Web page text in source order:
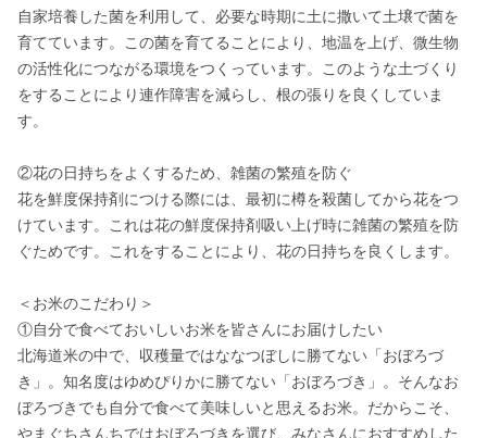
自家培養した菌を利用して、必要な時期に土に撒いて土壌で菌を
育てています。この菌を育てることにより、地温を上げ、微生物
の活性化につながる環境をつくっています。このような土づくり
をすることにより連作障害を減らし、根の張りを良くしていま
す。
②花の日持ちをよくするため、雑菌の繁殖を防ぐ
花を鮮度保持剤につける際には、最初に樽を殺菌してから花をつ
けています。これは花の鮮度保持剤吸い上げ時に雑菌の繁殖を防
ぐためです。これをすることにより、花の日持ちを良くします。
＜お米のこだわり＞
①自分で食べておいしいお米を皆さんにお届けしたい
北海道米の中で、収穫量ではななつぼしに勝てない「おぼろづ
き」。知名度はゆめぴりかに勝てない「おぼろづき」。そんなお
ぼろづきでも自分で食べて美味しいと思えるお米。だからこそ、
やまぐちさんちではおぼろづきを選び、みなさんにおすすめした